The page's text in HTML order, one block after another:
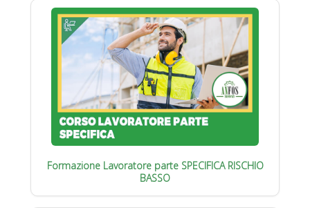
Formazione Lavoratore parte SPECIFICA RISCHIO
BASSO